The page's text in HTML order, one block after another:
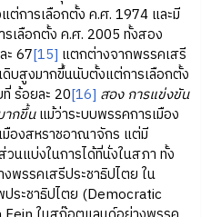
ต่การเลือกตั้ง ค.ศ. 1974 และมี
รเลือกตั้ง ค.ศ. 2005 ทั้งสอง
ะ 67[15] แตกต่างจากพรรคเสรี
บสูงมากขึ้นนับตั้งแต่การเลือกตั้ง
ร้อยละ 20[16] สอง การแข่งขัน
ากขึ้นแม้ว่าระบบพรรคการเมือง
องสหราชอาณาจักร แต่มี
วนแบ่งในการได้ที่นั่งในสภา ทั้ง
พรรคเสรีประชาธิปไตย ใน
ระชาธิปไตย (Democratic